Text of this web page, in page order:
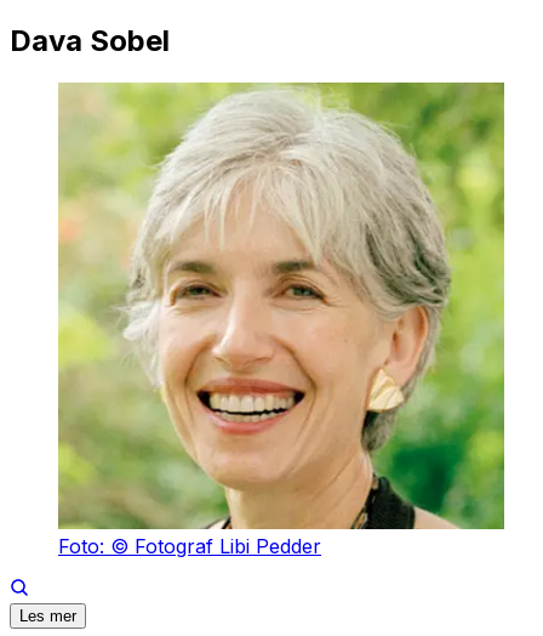
Dava Sobel
Foto: © Fotograf Libi Pedder
Les mer